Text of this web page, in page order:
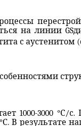
на линииGS
с аустенитом
1000-3000
В